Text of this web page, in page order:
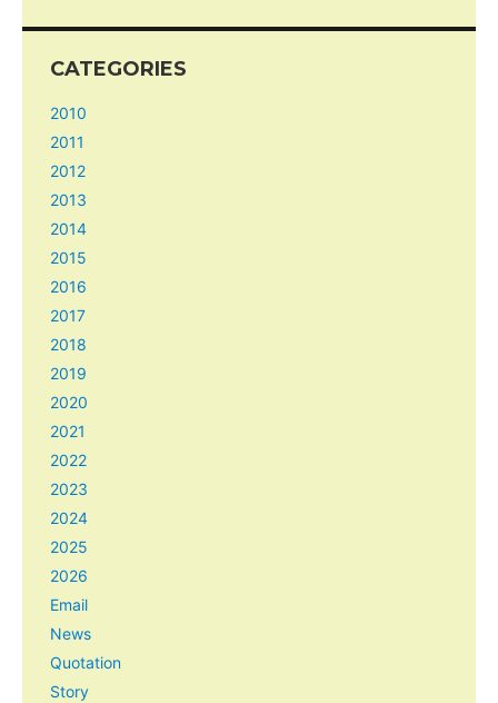
CATEGORIES
2010
2011
2012
2013
2014
2015
2016
2017
2018
2019
2020
2021
2022
2023
2024
2025
2026
Email
News
Quotation
Story